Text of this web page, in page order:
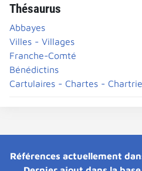
Thésaurus
Abbayes
Villes - Villages
Franche-Comté
Bénédictins
Cartulaires - Chartes -
Références actuellement